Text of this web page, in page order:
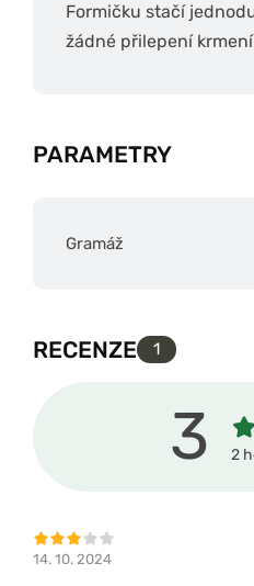
Formičku stačí
žádné přilepení
PARAMETRY
Gramáž
RECENZE 1
3 2
14. 10. 2024